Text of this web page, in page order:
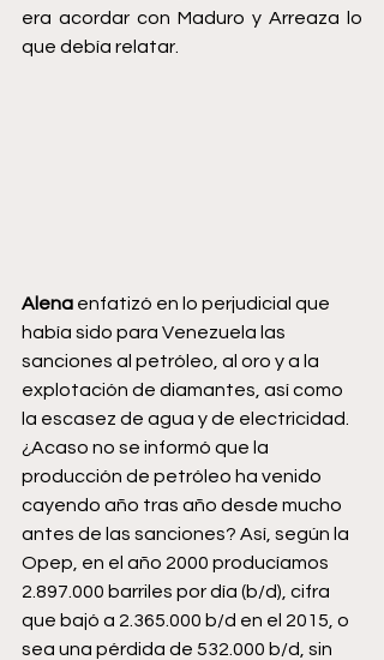
era acordar con Maduro y Arreaza lo
que debía relatar.
Alena enfatizó en lo perjudicial que
había sido para Venezuela las
sanciones al petróleo, al oro y a la
explotación de diamantes, así como
la escasez de agua y de electricidad.
¿Acaso no se informó que la
producción de petróleo ha venido
cayendo año tras año desde mucho
antes de las sanciones? Así, según la
Opep, en el año 2000 producíamos
2.897.000 barriles por día (b/d), cifra
que bajó a 2.365.000 b/d en el 2015, o
sea una pérdida de 532.000 b/d, sin